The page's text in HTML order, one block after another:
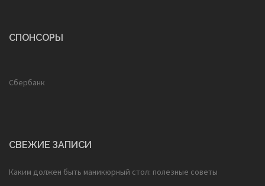
СПОНСОРЫ
Сбербанк
СВЕЖИЕ ЗАПИСИ
Каким должен быть маникюрный стол: полезные советы